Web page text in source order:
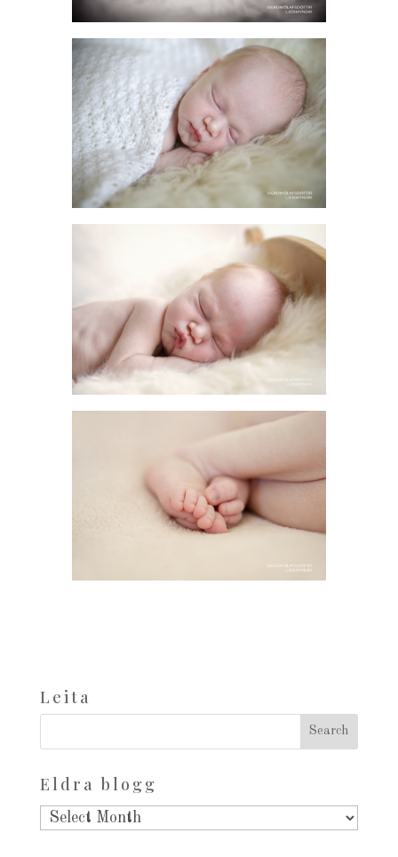
Leita
Eldra blogg
Eldra